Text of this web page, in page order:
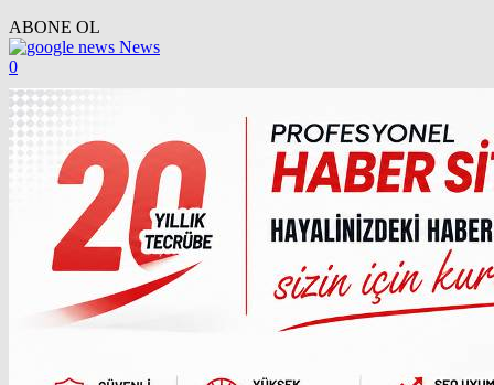
ABONE OL
News
0